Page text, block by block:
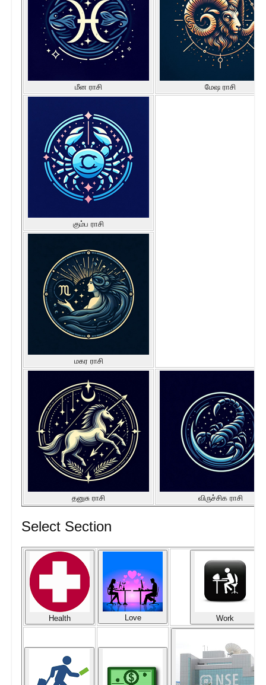
மீன ராசி மேஷ ராசி
கும்ப ராசி
மகர ராசி
தனுசு ராசி விருச்சிக ராசி
Select Section
Health Love Work